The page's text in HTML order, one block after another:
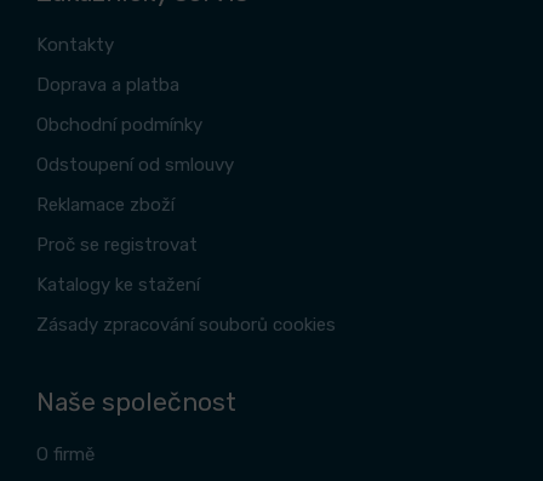
Kontakty
Doprava a platba
Obchodní podmínky
Odstoupení od smlouvy
Reklamace zboží
Proč se registrovat
Katalogy ke stažení
Zásady zpracování souborů cookies
Naše společnost
O firmě